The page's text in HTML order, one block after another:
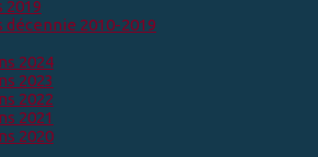
2019
décennie 2010-2019
2024
2023
2022
2021
2020